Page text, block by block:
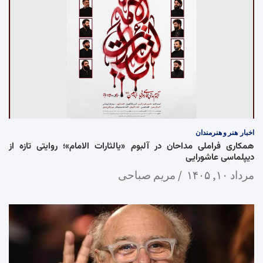
اخبار هنر و هنرمندان
همکاری فراملی مداحان در آلبوم «یالثارات الامام»؛ روایتی تازه از
دیپلماسی عاشورایی
مرداد ۱۰, ۱۴۰۵ مریم صباحی